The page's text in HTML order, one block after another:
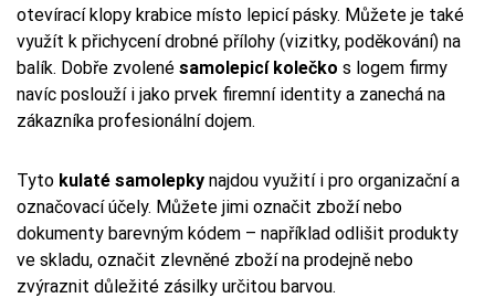
otevírací klopy krabice místo lepicí pásky. Můžete je také
využít k přichycení drobné přílohy (vizitky, poděkování) na
balík. Dobře zvolené samolepicí kolečko s logem firmy
navíc poslouží i jako prvek firemní identity a zanechá na
zákazníka profesionální dojem.
Tyto kulaté samolepky najdou využití i pro organizační a
označovací účely. Můžete jimi označit zboží nebo
dokumenty barevným kódem – například odlišit produkty
ve skladu, označit zlevněné zboží na prodejně nebo
zvýraznit důležité zásilky určitou barvou.